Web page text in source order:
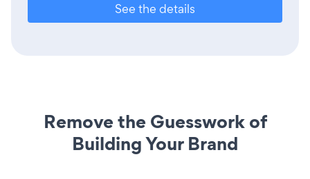
See the details
Remove the Guesswork of
Building Your Brand